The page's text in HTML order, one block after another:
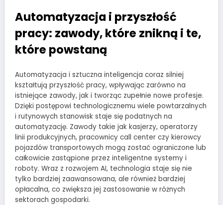
Automatyzacja i przyszłość
pracy: zawody, które znikną i te,
które powstaną
Automatyzacja i sztuczna inteligencja coraz silniej
kształtują przyszłość pracy, wpływając zarówno na
istniejące zawody, jak i tworząc zupełnie nowe profesje.
Dzięki postępowi technologicznemu wiele powtarzalnych
i rutynowych stanowisk staje się podatnych na
automatyzację. Zawody takie jak kasjerzy, operatorzy
linii produkcyjnych, pracownicy call center czy kierowcy
pojazdów transportowych mogą zostać ograniczone lub
całkowicie zastąpione przez inteligentne systemy i
roboty. Wraz z rozwojem AI, technologia staje się nie
tylko bardziej zaawansowana, ale również bardziej
opłacalna, co zwiększa jej zastosowanie w różnych
sektorach gospodarki.